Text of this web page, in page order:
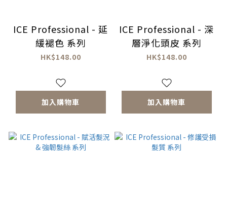
ICE Professional - 延
緩褪色 系列
HK$148.00
加入購物車
ICE Professional - 深
層淨化頭皮 系列
HK$148.00
加入購物車